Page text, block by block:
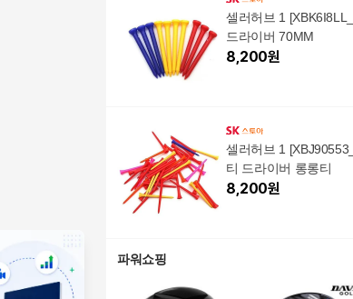
셀러허브 1
드라이버 70MM
8,200원
셀러허브 1
티 드라이버 롱롱티
8,200원
파워쇼핑